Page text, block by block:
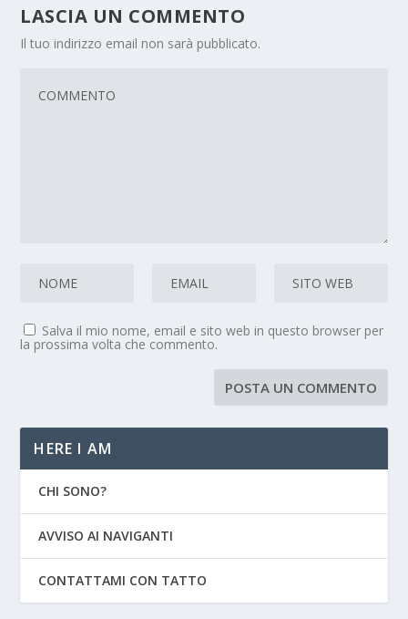
LASCIA UN COMMENTO
Il tuo indirizzo email non sarà pubblicato.
Salva il mio nome, email e sito web in questo browser per
la prossima volta che commento.
HERE I AM
CHI SONO?
AVVISO AI NAVIGANTI
CONTATTAMI CON TATTO